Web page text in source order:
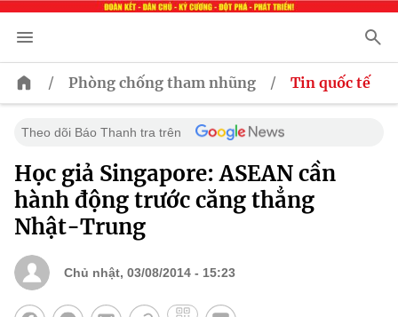
/ Phòng chống tham nhũng / Tin quốc tế
Theo dõi Báo Thanh tra trên
Học giả Singapore: ASEAN cần
hành động trước căng thẳng
Nhật-Trung
Chủ nhật, 03/08/2014 - 15:23